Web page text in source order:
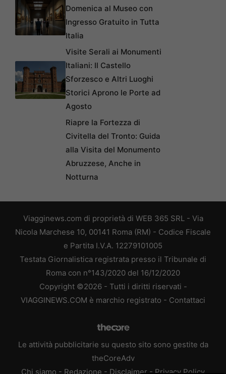
Domenica al Museo con
Ingresso Gratuito in Tutta
Italia
Visite Serali ai Monumenti
Italiani: Il Castello
Sforzesco e Altri Luoghi
Storici Aprono le Porte ad
Agosto
Riapre la Fortezza di
Civitella del Tronto: Guida
alla Visita del Monumento
Abruzzese, Anche in
Notturna
Viagginews.com di proprietà di WEB 365 SRL - Via
Nicola Marchese 10, 00141 Roma (RM) - Codice Fiscale
e Partita I.V.A. 12279101005
Testata Giornalistica registrata presso il Tribunale di
Roma con n°143/2020 del 16/12/2020
Copyright ©2026 - Tutti i diritti riservati -
VIAGGINEWS.COM è marchio registrato - Contattaci
Le attività pubblicitarie su questo sito sono gestite da
theCoreAdv
Chi siamo - Redazione - Disclaimer - Privacy Policy